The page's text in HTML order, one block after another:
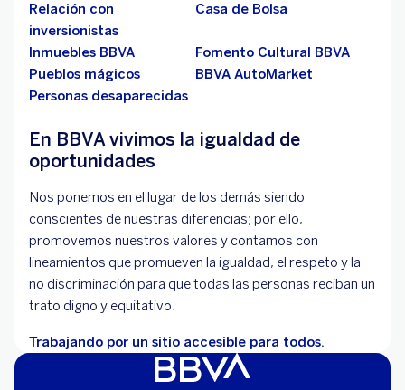
Relación con
inversionistas
Casa de Bolsa
Inmuebles BBVA
Fomento Cultural BBVA
Pueblos mágicos
BBVA AutoMarket
Personas desaparecidas
En BBVA vivimos la igualdad de
oportunidades
Nos ponemos en el lugar de los demás siendo
conscientes de nuestras diferencias; por ello,
promovemos nuestros valores y contamos con
lineamientos que promueven la igualdad, el respeto y la
no discriminación para que todas las personas reciban un
trato digno y equitativo.
Trabajando por un sitio accesible para todos.